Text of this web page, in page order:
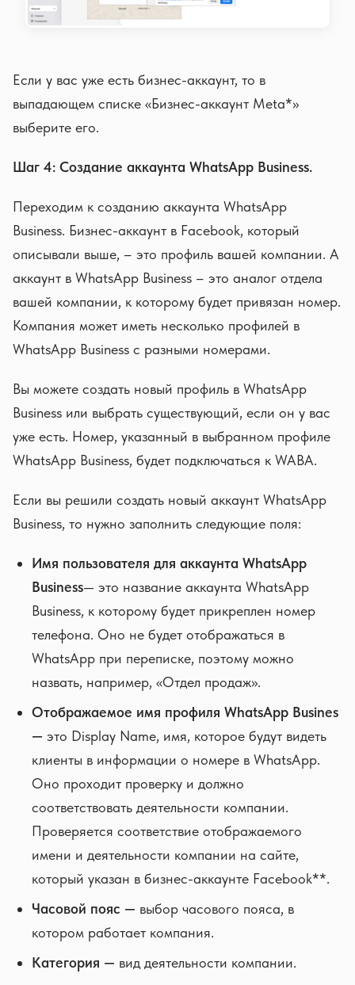
Если у вас уже есть бизнес-аккаунт, то в
выпадающем списке «Бизнес-аккаунт Meta*»
выберите его.
Шаг 4: Создание аккаунта WhatsApp Business.
Переходим к созданию аккаунта WhatsApp
Business. Бизнес-аккаунт в Facebook, который
описывали выше, – это профиль вашей компании. А
аккаунт в WhatsApp Business – это аналог отдела
вашей компании, к которому будет привязан номер.
Компания может иметь несколько профилей в
WhatsApp Business с разными номерами.
Вы можете создать новый профиль в WhatsApp
Business или выбрать существующий, если он у вас
уже есть. Номер, указанный в выбранном профиле
WhatsApp Business, будет подключаться к WABA.
Если вы решили создать новый аккаунт WhatsApp
Business, то нужно заполнить следующие поля:
Имя пользователя для аккаунта WhatsApp
Business— это название аккаунта WhatsApp
Business, к которому будет прикреплен номер
телефона. Оно не будет отображаться в
WhatsApp при переписке, поэтому можно
назвать, например, «Отдел продаж».
Отображаемое имя профиля WhatsApp Busines
— это Display Name, имя, которое будут видеть
клиенты в информации о номере в WhatsApp.
Оно проходит проверку и должно
соответствовать деятельности компании.
Проверяется соответствие отображаемого
имени и деятельности компании на сайте,
который указан в бизнес-аккаунте Facebook**.
Часовой пояс — выбор часового пояса, в
котором работает компания.
Категория — вид деятельности компании.